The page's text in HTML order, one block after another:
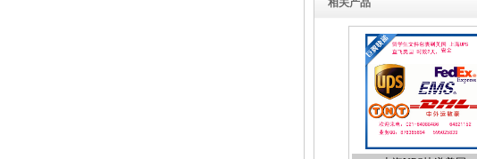
相关产品